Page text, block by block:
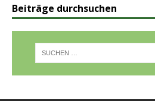
Beiträge durchsuchen